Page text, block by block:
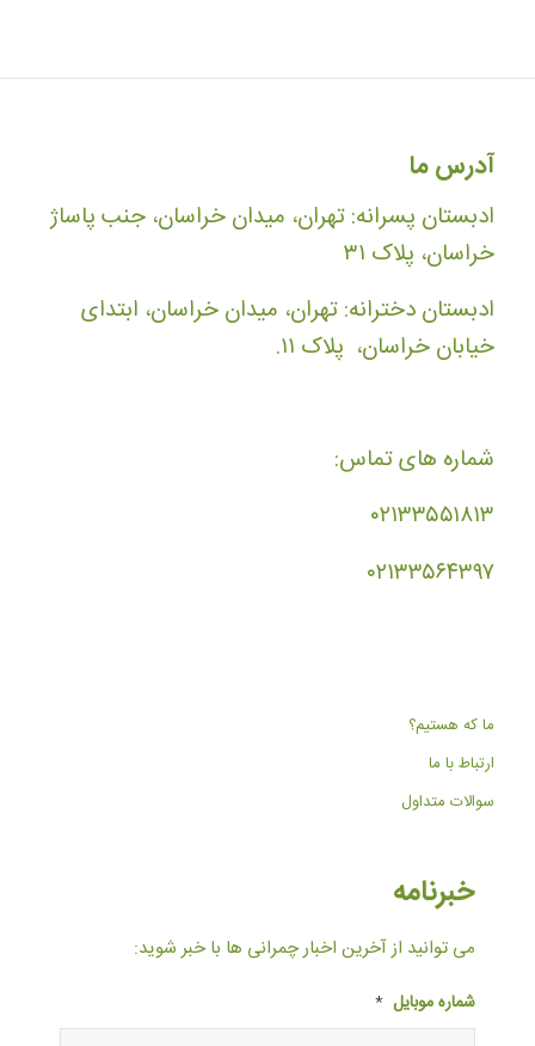
آدرس ما
ادبستان پسرانه: تهران، میدان خراسان، جنب پاساژ
خراسان، پلاک ۳۱
ادبستان دخترانه: تهران، میدان خراسان، ابتدای
خیابان خراسان، پلاک ۱۱.
شماره های تماس:
۰۲۱۳۳۵۵۱۸۱۳
۰۲۱۳۳۵۶۴۳۹۷
ما که هستیم؟
ارتباط با ما
سوالات متداول
خبرنامه
می توانید از آخرین اخبار چمرانی ها با خبر شوید:
شماره موبایل *